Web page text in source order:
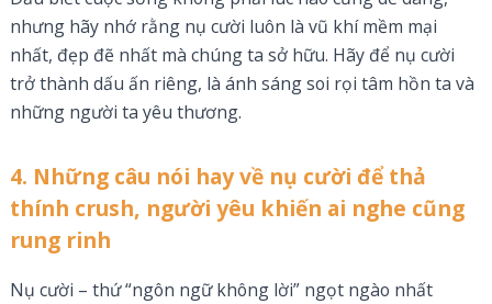
nhưng hãy nhớ rằng nụ cười luôn là vũ khí mềm mại
nhất, đẹp đẽ nhất mà chúng ta sở hữu. Hãy để nụ cười
trở thành dấu ấn riêng, là ánh sáng soi rọi tâm hồn ta và
những người ta yêu thương.
4. Những câu nói hay về nụ cười để thả
thính crush, người yêu khiến ai nghe cũng
rung rinh
Nụ cười – thứ “ngôn ngữ không lời” ngọt ngào nhất